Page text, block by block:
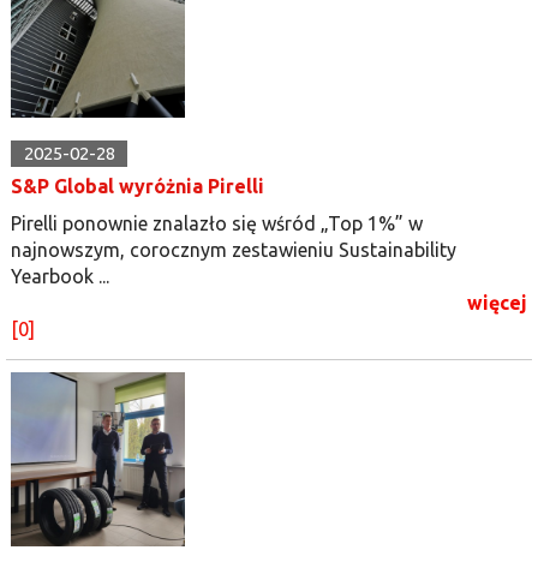
2025-02-28
S&P Global wyróżnia Pirelli
Pirelli ponownie znalazło się wśród „Top 1%” w
najnowszym, corocznym zestawieniu Sustainability
Yearbook ...
więcej
[0]